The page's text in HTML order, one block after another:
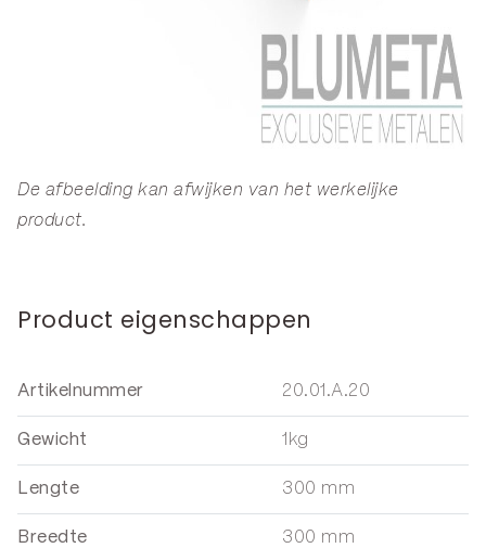
De afbeelding kan afwijken van het werkelijke
product.
Product eigenschappen
Artikelnummer 20.01.A.20
Gewicht 1kg
Lengte 300 mm
Breedte 300 mm